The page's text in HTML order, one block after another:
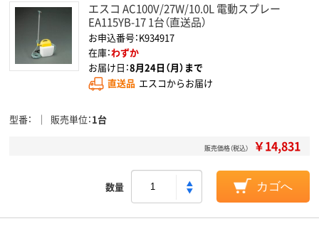
エスコ AC100V/27W/10.0L 電動スプレー
EA115YB-17 1台（直送品）
お申込番号：K934917
在庫：わずか
お届け日：8月24日（月）まで
直送品 エスコからお届け
型番 販売単位 1台
販売価格（税込） ￥14,831
数量 カゴへ